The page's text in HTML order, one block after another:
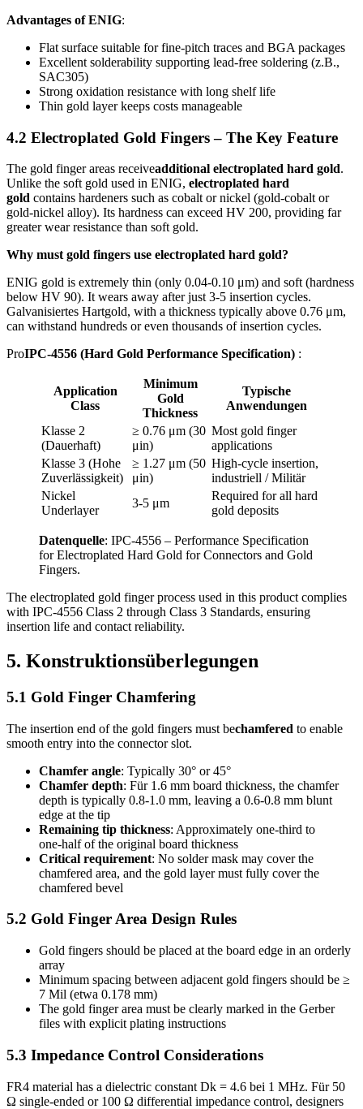
Advantages of ENIG:
Flat surface suitable for fine‑pitch traces and BGA packages
Excellent solderability supporting lead‑free soldering (z.B.,
SAC305)
Strong oxidation resistance with long shelf life
Thin gold layer keeps costs manageable
4.2 Electroplated Gold Fingers – The Key Feature
The gold finger areas receiveadditional electroplated hard gold.
Unlike the soft gold used in ENIG, electroplated hard
gold contains hardeners such as cobalt or nickel (gold‑cobalt or
gold‑nickel alloy). Its hardness can exceed HV 200, providing far
greater wear resistance than soft gold.
Why must gold fingers use electroplated hard gold?
ENIG gold is extremely thin (only 0.04‑0.10 μm) and soft (hardness
below HV 90). It wears away after just 3‑5 insertion cycles.
Galvanisiertes Hartgold, with a thickness typically above 0.76 μm,
can withstand hundreds or even thousands of insertion cycles.
ProIPC‑4556 (Hard Gold Performance Specification) :
Application
Class
Minimum
Gold
Thickness
Typische
Anwendungen
Klasse 2
(Dauerhaft)
≥ 0.76 μm (30
μin)
Most gold finger
applications
Klasse 3 (Hohe
Zuverlässigkeit)
≥ 1.27 μm (50
μin)
High‑cycle insertion,
industriell / Militär
Nickel
Underlayer
3‑5 μm
Required for all hard
gold deposits
Datenquelle: IPC‑4556 – Performance Specification
for Electroplated Hard Gold for Connectors and Gold
Fingers.
The electroplated gold finger process used in this product complies
with IPC‑4556 Class 2 through Class 3 Standards, ensuring
insertion life and contact reliability.
5. Konstruktionsüberlegungen
5.1 Gold Finger Chamfering
The insertion end of the gold fingers must bechamfered to enable
smooth entry into the connector slot.
Chamfer angle: Typically 30° or 45°
Chamfer depth: Für 1.6 mm board thickness, the chamfer
depth is typically 0.8‑1.0 mm, leaving a 0.6‑0.8 mm blunt
edge at the tip
Remaining tip thickness: Approximately one‑third to
one‑half of the original board thickness
Critical requirement: No solder mask may cover the
chamfered area, and the gold layer must fully cover the
chamfered bevel
5.2 Gold Finger Area Design Rules
Gold fingers should be placed at the board edge in an orderly
array
Minimum spacing between adjacent gold fingers should be ≥
7 Mil (etwa 0.178 mm)
The gold finger area must be clearly marked in the Gerber
files with explicit plating instructions
5.3 Impedance Control Considerations
FR4 material has a dielectric constant Dk = 4.6 bei 1 MHz. Für 50
Ω single‑ended or100 Ω differential impedance control, designers